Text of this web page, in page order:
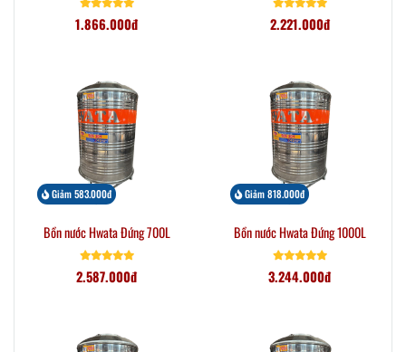
1.866.000đ 2.221.000đ
Giảm 583.000đ
Bồn nước Hwata Đứng 700L
2.587.000đ
Giảm 818.000đ
Bồn nước Hwata Đứng 1000L
3.244.000đ